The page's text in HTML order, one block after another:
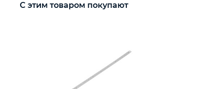
С этим товаром покупают